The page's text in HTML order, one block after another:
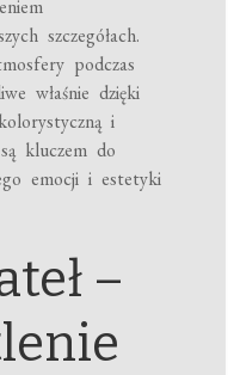
szczegółach.
podczas
właśnie dzięki
i
kluczem do
emocji i estetyki
–